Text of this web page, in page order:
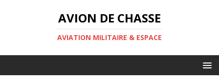
AVION DE CHASSE
AVIATION MILITAIRE & ESPACE